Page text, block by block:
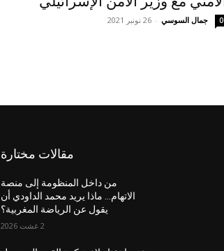
جمال السوسي - 26 نونبر 2021 0
مقالات مختارة
من داخل المنظومة إلى منصة
الاتهام… ماذا يريد محمد الداودي أن
يقول عن الرياضة المغربية؟
2 غشت 2026